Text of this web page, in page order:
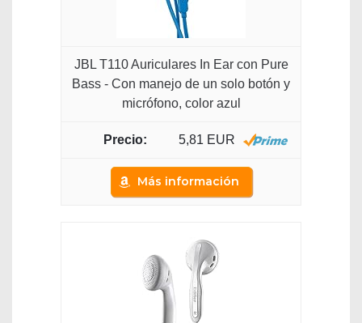
JBL T110 Auriculares In Ear con Pure
Bass - Con manejo de un solo botón y
micrófono, color azul
5,81 EUR
Más información